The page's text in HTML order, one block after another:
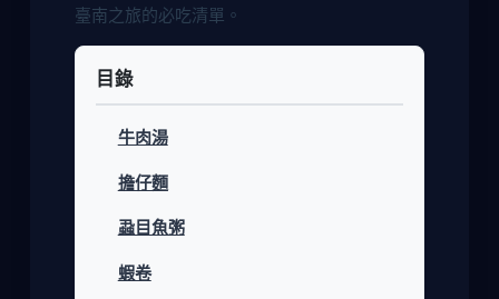
臺南之旅的必吃清單。
目錄
牛肉湯
擔仔麵
蝨目魚粥
蝦卷